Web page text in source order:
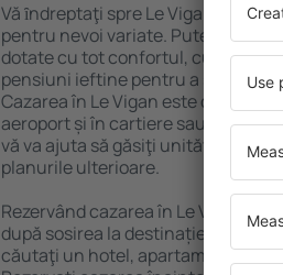
Vă ȋndreptaţi spre Le Vigan?
pentru nevoi variate. Puteți
dotate cu tot confortul, cu
pensiuni ieftine pentru a sta
Cazarea în Le Vigan este
aeroport și în cartiere sau regiuni
vă va ajuta să găsiţi unităţi de
planurile ulterioare.
Rezervând cazarea în Le Vigan
după sosirea la destinație vă puteţi
căutaţi un hotel, apartament sau